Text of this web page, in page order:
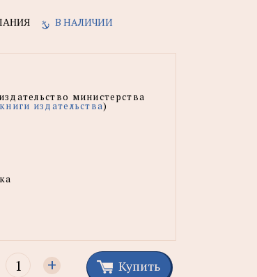
В НАЛИЧИИ
министерства
издательства)
+ Купить